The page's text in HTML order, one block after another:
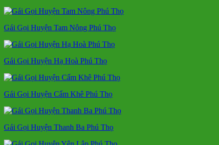
Gái Gọi Huyện Tam Nông Phú Thọ
Gái Gọi Huyện Hạ Hoà Phú Thọ
Gái Gọi Huyện Cẩm Khê Phú Thọ
Gái Gọi Huyện Thanh Ba Phú Thọ